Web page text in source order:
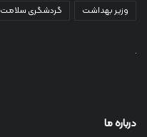
وزیر بهداشت
گردشگری سلامت
درباره ما